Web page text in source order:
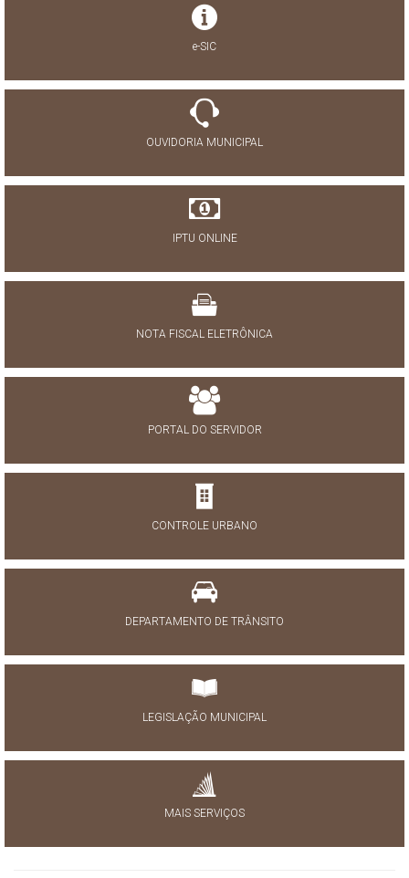
e-SIC
OUVIDORIA MUNICIPAL
IPTU ONLINE
NOTA FISCAL ELETRÔNICA
PORTAL DO SERVIDOR
CONTROLE URBANO
DEPARTAMENTO DE TRÂNSITO
LEGISLAÇÃO MUNICIPAL
MAIS SERVIÇOS